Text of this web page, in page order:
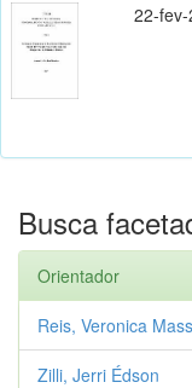
22-
Busca
Orientador
Reis, Veronica
Zilli, Jerri Édson